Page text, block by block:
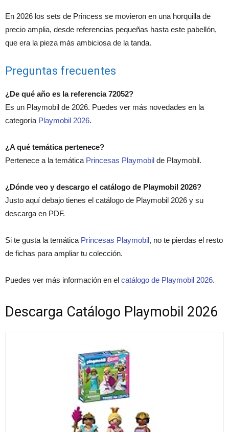
En 2026 los sets de Princess se movieron en una horquilla de
precio amplia, desde referencias pequeñas hasta este pabellón,
que era la pieza más ambiciosa de la tanda.
Preguntas frecuentes
¿De qué año es la referencia 72052?
Es un Playmobil de 2026. Puedes ver más novedades en la
categoría Playmobil 2026.
¿A qué temática pertenece?
Pertenece a la temática Princesas Playmobil de Playmobil.
¿Dónde veo y descargo el catálogo de Playmobil 2026?
Justo aquí debajo tienes el catálogo de Playmobil 2026 y su
descarga en PDF.
Si te gusta la temática Princesas Playmobil, no te pierdas el resto
de fichas para ampliar tu colección.
Puedes ver más información en el catálogo de Playmobil 2026.
Descarga Catálogo Playmobil 2026